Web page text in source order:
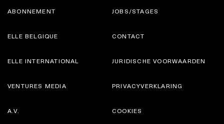
ABONNEMENT
ELLE BELGIQUE
JOBS/STAGES
CONTACT
ELLE INTERNATIONAL
VENTURES MEDIA
JURIDISCHE VOORWAARDEN
PRIVACYVERKLARING
A.V. COOKIES